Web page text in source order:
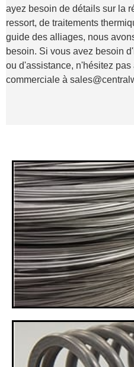
ayez besoin de détails sur la
ressort, de traitements
guide des alliages, nous
besoin. Si vous avez besoin
ou d'assistance, n'hésitez
commerciale à